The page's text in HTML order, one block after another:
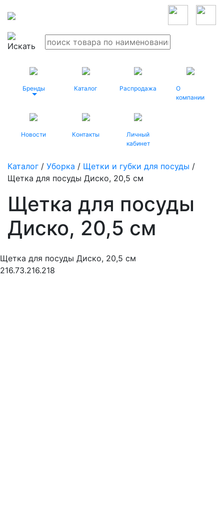
Бренды Каталог Распродажа
О
компании
Новости Контакты
Личный
кабинет
Каталог / Уборка / Щетки и губки для посуды /
Щетка для посуды Диско, 20,5 см
Щетка для посуды
Диско, 20,5 см
Щетка для посуды Диско, 20,5 см
216.73.216.218